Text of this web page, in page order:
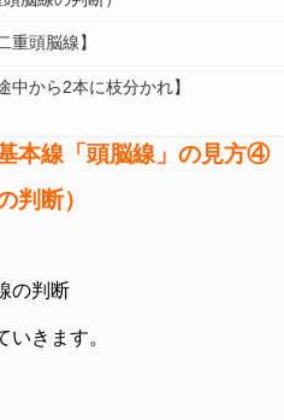
重頭脳線】
途中から2本に枝分かれ】
本線「頭脳線」の見方④
判断）
の判断
いきます。